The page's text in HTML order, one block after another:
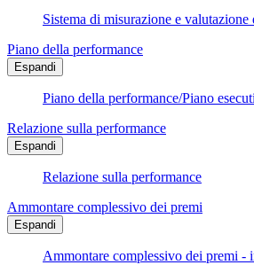
Sistema di misurazione e valutazione
Piano della performance
Espandi
Piano della performance/Piano
Relazione sulla performance
Espandi
Relazione sulla performance
Ammontare complessivo dei premi
Espandi
Ammontare complessivo dei premi -